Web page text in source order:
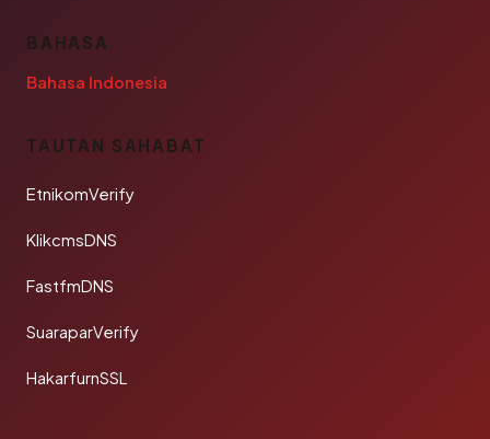
BAHASA
Bahasa Indonesia
TAUTAN SAHABAT
EtnikomVerify
KlikcmsDNS
FastfmDNS
SuaraparVerify
HakarfurnSSL